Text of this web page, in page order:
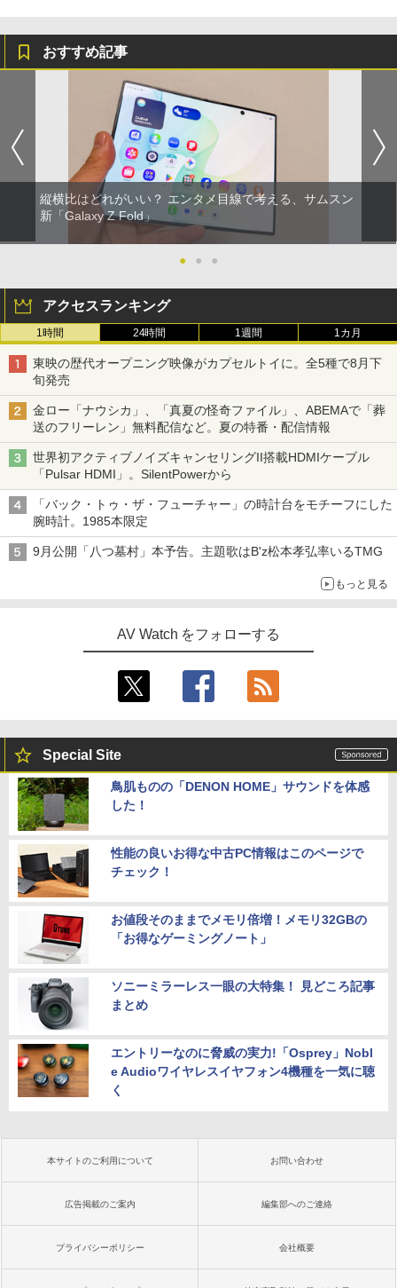
おすすめ記事
縦横比はどれがいい？ エンタメ目線で考える、サムスン
新「Galaxy Z Fold」
● ● ●
アクセスランキング
1時間 24時間 1週間 1カ月
東映の歴代オープニング映像がカプセルトイに。全5種で8月下
旬発売
金ロー「ナウシカ」、「真夏の怪奇ファイル」、ABEMAで「葬
送のフリーレン」無料配信など。夏の特番・配信情報
世界初アクティブノイズキャンセリングII搭載HDMIケーブル
「Pulsar HDMI」。SilentPowerから
「バック・トゥ・ザ・フューチャー」の時計台をモチーフにした
腕時計。1985本限定
9月公開「八つ墓村」本予告。主題歌はB'z松本孝弘率いるTMG
もっと見る
AV Watch をフォローする
Special Site
鳥肌ものの「DENON HOME」サウンドを体感
した！
性能の良いお得な中古PC情報はこのページで
チェック！
お値段そのままでメモリ倍増！メモリ32GBの
「お得なゲーミングノート」
ソニーミラーレス一眼の大特集！ 見どころ記事
まとめ
エントリーなのに脅威の実力!「Osprey」Nobl
e Audioワイヤレスイヤフォン4機種を一気に聴
く
本サイトのご利用について お問い合わせ
広告掲載のご案内 編集部へのご連絡
プライバシーポリシー 会社概要